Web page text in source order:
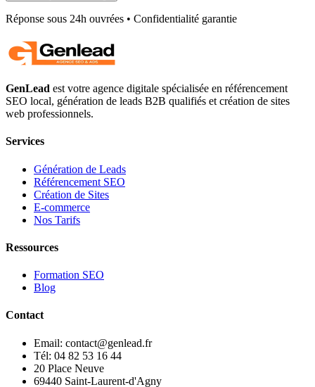
Réponse sous 24h ouvrées • Confidentialité garantie
GenLead est votre agence digitale spécialisée en référencement
SEO local, génération de leads B2B qualifiés et création de sites
web professionnels.
Services
Génération de Leads
Référencement SEO
Création de Sites
E-commerce
Nos Tarifs
Ressources
Formation SEO
Blog
Contact
Email: contact@genlead.fr
Tél: 04 82 53 16 44
20 Place Neuve
69440 Saint-Laurent-d'Agny